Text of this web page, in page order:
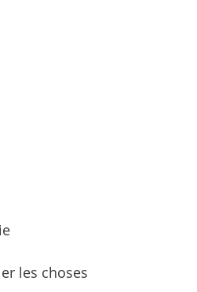
les choses